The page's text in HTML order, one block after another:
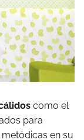
como el
para
en su